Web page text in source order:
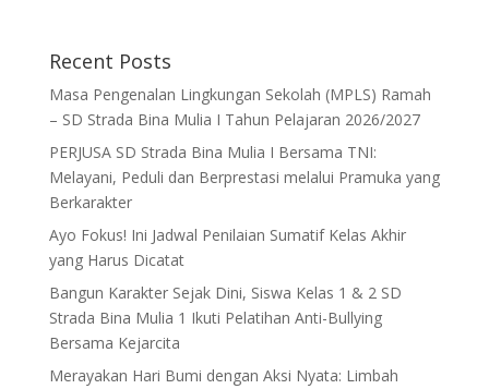
Recent Posts
Masa Pengenalan Lingkungan Sekolah (MPLS) Ramah
– SD Strada Bina Mulia I Tahun Pelajaran 2026/2027
PERJUSA SD Strada Bina Mulia I Bersama TNI:
Melayani, Peduli dan Berprestasi melalui Pramuka yang
Berkarakter
Ayo Fokus! Ini Jadwal Penilaian Sumatif Kelas Akhir
yang Harus Dicatat
Bangun Karakter Sejak Dini, Siswa Kelas 1 & 2 SD
Strada Bina Mulia 1 Ikuti Pelatihan Anti-Bullying
Bersama Kejarcita
Merayakan Hari Bumi dengan Aksi Nyata: Limbah